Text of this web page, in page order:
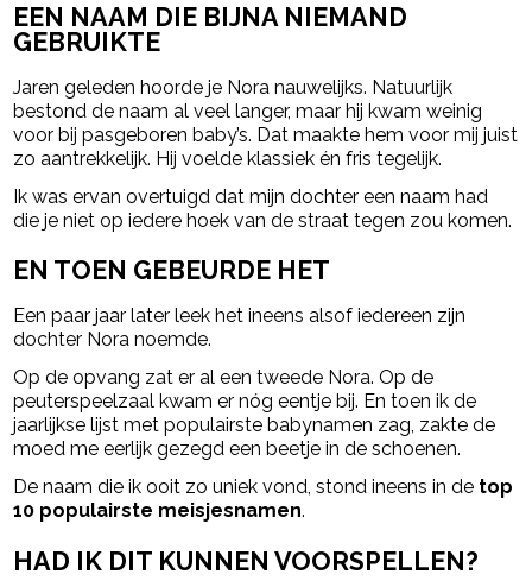
EEN NAAM DIE BIJNA NIEMAND
GEBRUIKTE
Jaren geleden hoorde je Nora nauwelijks. Natuurlijk
bestond de naam al veel langer, maar hij kwam weinig
voor bij pasgeboren baby’s. Dat maakte hem voor mij juist
zo aantrekkelijk. Hij voelde klassiek én fris tegelijk.
Ik was ervan overtuigd dat mijn dochter een naam had
die je niet op iedere hoek van de straat tegen zou komen.
EN TOEN GEBEURDE HET
Een paar jaar later leek het ineens alsof iedereen zijn
dochter Nora noemde.
Op de opvang zat er al een tweede Nora. Op de
peuterspeelzaal kwam er nóg eentje bij. En toen ik de
jaarlijkse lijst met populairste babynamen zag, zakte de
moed me eerlijk gezegd een beetje in de schoenen.
De naam die ik ooit zo uniek vond, stond ineens in de top
10 populairste meisjesnamen.
HAD IK DIT KUNNEN VOORSPELLEN?